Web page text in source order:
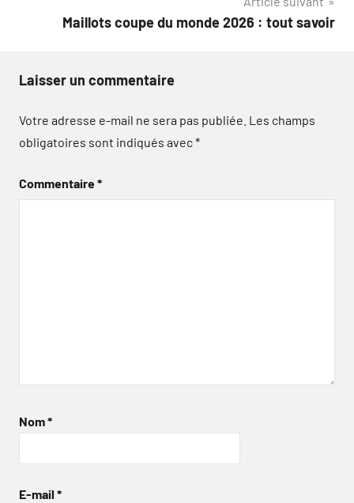
Maillots coupe du monde 2026 : tout savoir
Laisser un commentaire
Votre adresse e-mail ne sera pas publiée. Les champs
obligatoires sont indiqués avec*
Commentaire*
Nom*
E-mail *